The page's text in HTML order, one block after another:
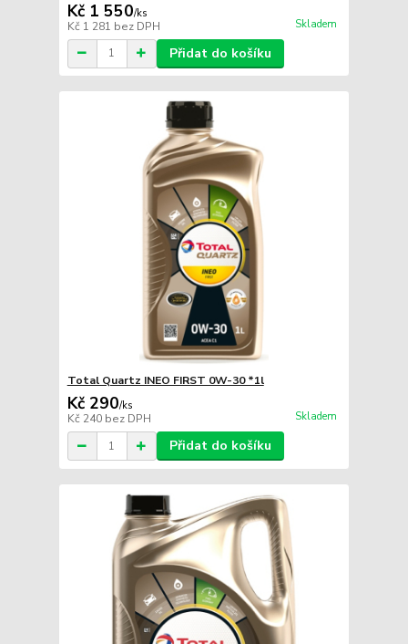
Kč 1 550/ks
Kč 1 281 bez DPH Skladem
Přidat do košíku
Total Quartz INEO FIRST 0W-30 *1l
Kč 290/ks
Kč 240 bez DPH Skladem
Přidat do košíku